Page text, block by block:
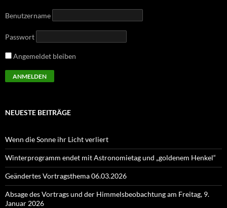
Benutzername
Passwort
Angemeldet bleiben
NEUESTE BEITRÄGE
Wenn die Sonne ihr Licht verliert
Winterprogramm endet mit Astronomietag und „goldenem Henkel“
Geändertes Vortragsthema 06.03.2026
Absage des Vortrags und der Himmelsbeobachtung am Freitag, 9.
Januar 2026